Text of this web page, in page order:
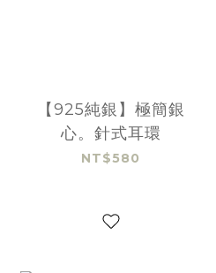
【925純銀】極簡銀
心。針式耳環
NT$580